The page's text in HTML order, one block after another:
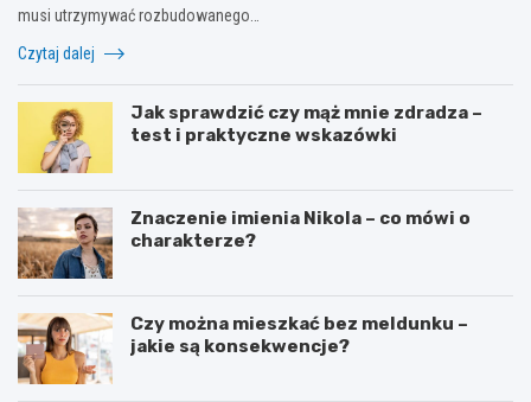
musi utrzymywać rozbudowanego…
Czytaj dalej
Jak sprawdzić czy mąż mnie zdradza –
test i praktyczne wskazówki
Znaczenie imienia Nikola – co mówi o
charakterze?
Czy można mieszkać bez meldunku –
jakie są konsekwencje?